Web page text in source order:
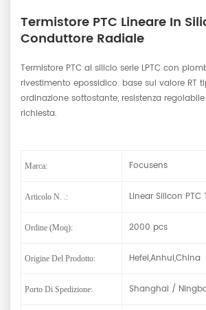
Termistore PTC Lineare In
Conduttore Radiale
Termistore PTC al silicio serie LPTC con
rivestimento epossidico. base sul valore RT
ordinazione sottostante, resistenza
richiesta.
Marca: Focusens
Articolo N. .: Linear Silicon PTC
Ordine (moq): 2000 pcs
Origine Del Prodotto: Hefei,Anhui,China
Porto Di Spedizione: Shanghai /